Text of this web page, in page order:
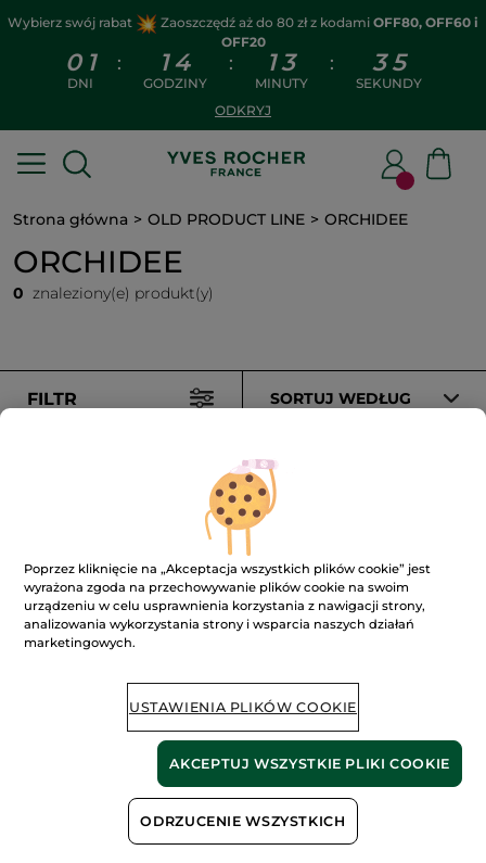
Wybierz swój rabat Zaoszczędź aż do 80 zł z kodami OFF80, OFF60 i
OFF20
0 1
DNI
: 1 4
GODZINY
: 13
MINUTY
: 3 5
SEKUNDY
ODKRYJ
Strona główna OLD PRODUCT LINE ORCHIDEE
ORCHIDEE
0 znaleziony(e) produkt(y)
FILTR SORTUJ WEDŁUG
roślinne
pól organicznych
Pokaż więcej
OLD PRODUCT LINE LES DEODORANTS NAT.
Poprzez kliknięcie na „Akceptacja wszystkich plików cookie” jest
wyrażona zgoda na przechowywanie plików cookie na swoim
urządzeniu w celu usprawnienia korzystania z nawigacji strony,
analizowania wykorzystania strony i wsparcia naszych działań
marketingowych.
USTAWIENIA PLIKÓW COOKIE
ODRZUCENIE WSZYSTKICH
AKCEPTUJ WSZYSTKIE PLIKI COOKIE